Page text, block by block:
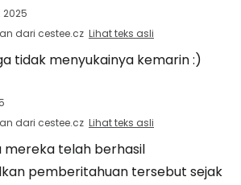
2025
dari cestee.cz Lihat teks asli
tidak menyukainya kemarin :)
dari cestee.cz Lihat teks asli
mereka telah berhasil
pemberitahuan tersebut sejak